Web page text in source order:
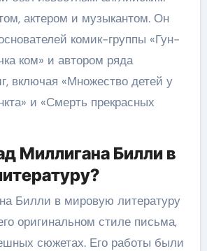
актером и музыкантом. Он
комик-группы «Гун-
ком» и автором ряда
включая «Множество детей у
и «Смерть прекрасных
Миллигана Билли в
Билли в мировую литературу
оригинальном стиле письма,
сюжетах. Его работы были